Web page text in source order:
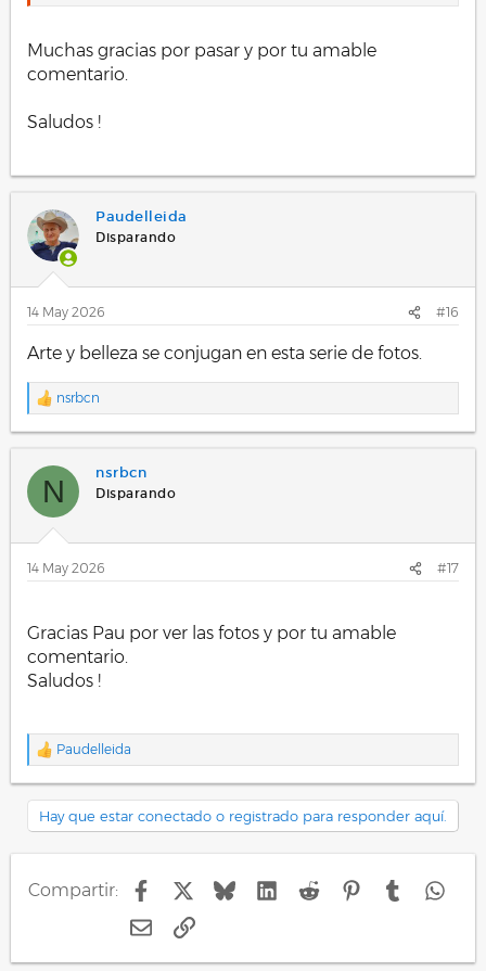
Muchas gracias por pasar y por tu amable
comentario.
Saludos !
Paudelleida
Disparando
14 May 2026 #16
Arte y belleza se conjugan en esta serie de fotos.
R
c
o
e
s
:
nsrbcn
N
nsrbcn
Disparando
14 May 2026 #17
Gracias Pau por ver las fotos y por tu amable
comentario.
Saludos !
R
c
c
e
Paudelleida
Hay que estar conectado o registrado para responder aquí.
Compartir: FacebookBlueskyLinkedIn
Reddit PinterestTumblr
E-mailEnlace